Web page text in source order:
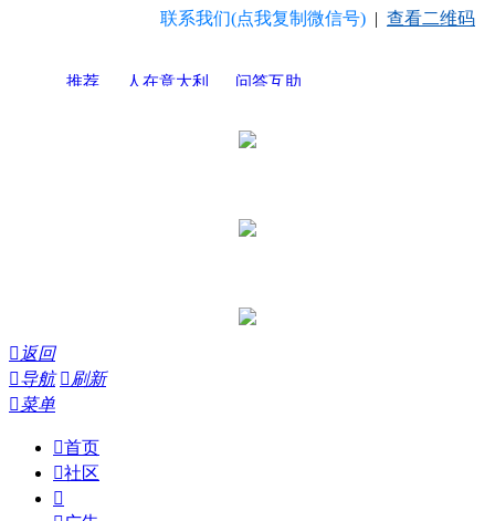
联系我们(点我复制微信号) | 查看二维码
推荐 人在意大利 问答互助
 返回
导航 刷新
菜单
首页
社区
